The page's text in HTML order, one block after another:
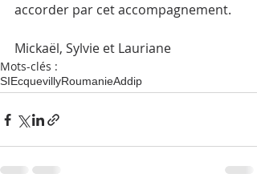
accorder par cet accompagnement.
Mickaël, Sylvie et Lauriane
Mots-clés :
SIEcquevillyRoumanieAddip